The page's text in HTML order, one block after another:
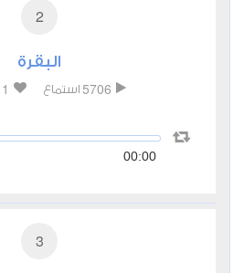
2
البقرة
5706 استماع 1
00:00
3